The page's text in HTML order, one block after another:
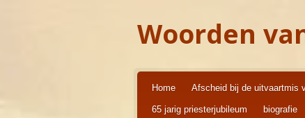
Woorden
Home Afscheid bij de uitvaartmis
65 jarig priesterjubileum biografie